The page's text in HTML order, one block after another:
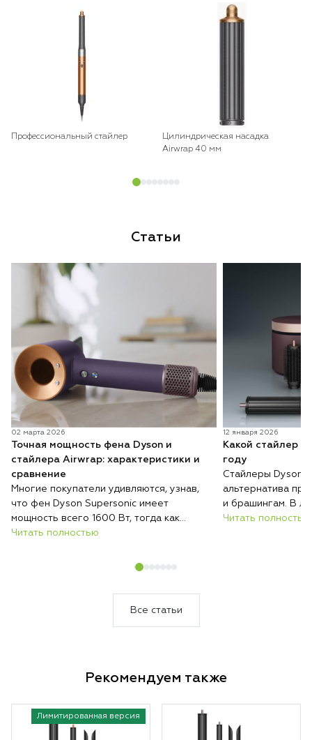
Профессиональный стайлер
Цилиндрическая насадка
Airwrap 40 мм
Статьи
02 марта 2026
Точная мощность фена Dyson и
стайлера Airwrap: характеристики и
сравнение
Многие покупатели удивляются, узнав,
что фен Dyson Supersonic имеет
мощность всего 1600 Вт, тогда как
обычные фены нередко работают на
сопоставимых условиях Dyson сушит
Читать полностью
12 января 2026
Какой стайлер
году
Стайлеры Dyson
альтернатива
и брашингам. В
серий с разными
Читать полностью
Все статьи
Рекомендуем также
Лимитированная версия